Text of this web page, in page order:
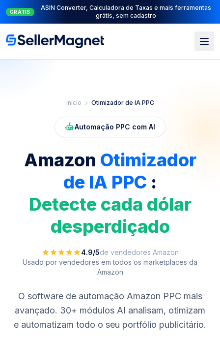
GRÁTIS
ASIN Converter, Calculadora de Taxas e mais ferramentas
grátis, sem cadastro
Início Otimizador de IA PPC
Automação PPC com AI
Amazon Otimizador
de IA PPC :
Detecte cada dólar
desperdiçado
4.9/5de vendedores Amazon
Usado por vendedores em todos os marketplaces da
Amazon
O software de automação Amazon PPC mais
avançado. 30+ módulos AI analisam, otimizam
e automatizam todo o seu portfólio publicitário.